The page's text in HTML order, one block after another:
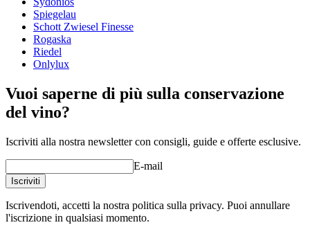
senza piombo Tritan®, brevettato da Schott Zwiesel, che
assicura durata e resistenza insuperabili.
Lavabili in lavastoviglie.
Qui potete leggere i nostri consigli per il lavaggio dei calici
Spiegelau
Schott Zwiesel Finesse
Rogaska
Riedel
Onlylux
Vuoi saperne di più sulla conservazione
del vino?
Iscriviti alla nostra newsletter con consigli, guide e offerte esclusive.
E-mail
Iscriviti
Iscrivendoti, accetti la nostra politica sulla privacy. Puoi annullare
l'iscrizione in qualsiasi momento.